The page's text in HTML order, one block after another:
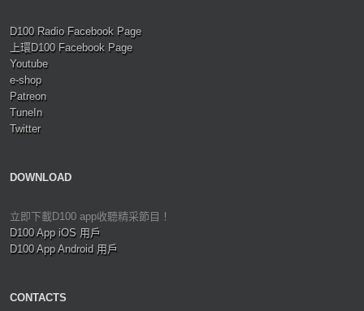
D100 Radio Facebook Page
上環D100 Facebook Page
Youtube
e-shop
Patreon
TuneIn
Twitter
DOWNLOAD
立即下載D100 app收聽精采節目！
D100 App iOS 用戶
D100 App Android 用戶
CONTACTS